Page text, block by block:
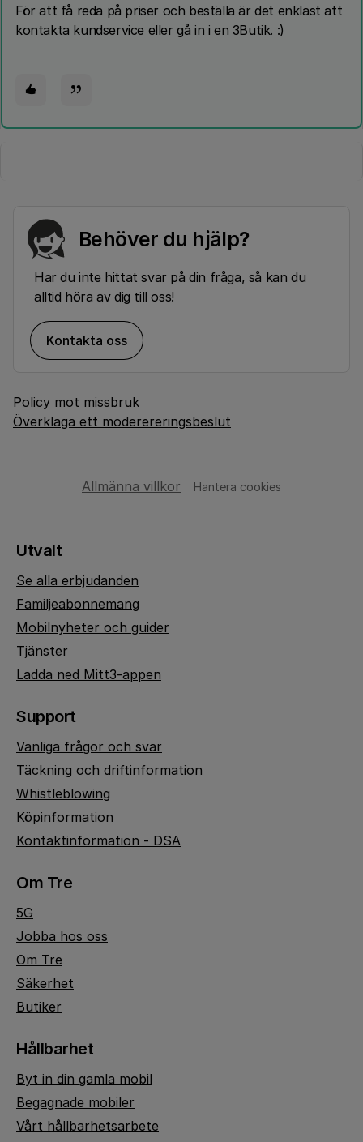
För att få reda på priser och beställa är det enklast att
kontakta kundservice eller gå in i en 3Butik. :)
Behöver du hjälp?
Har du inte hittat svar på din fråga, så kan du
alltid höra av dig till oss!
Kontakta oss
Policy mot missbruk
Överklaga ett moderereringsbeslut
Allmänna villkor Hantera cookies
Utvalt
Se alla erbjudanden
Familjeabonnemang
Mobilnyheter och guider
Tjänster
Ladda ned Mitt3-appen
Support
Vanliga frågor och svar
Täckning och driftinformation
Whistleblowing
Köpinformation
Kontaktinformation - DSA
Om Tre
5G
Jobba hos oss
Om Tre
Säkerhet
Butiker
Hållbarhet
Byt in din gamla mobil
Begagnade mobiler
Vårt hållbarhetsarbete